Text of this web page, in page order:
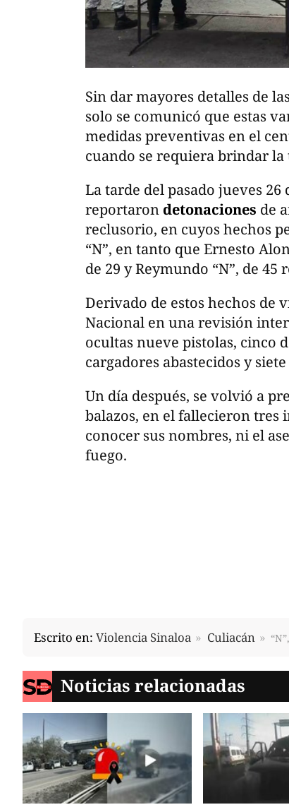
Sin dar mayores detalles de
solo se comunicó que estas
medidas preventivas en el
cuando se requiera brindar
La tarde del pasado jueves 26
reportaron detonaciones de
reclusorio, en cuyos hechos
“N”, en tanto que Ernesto
de 29 y Reymundo “N”, de
Derivado de estos hechos de
Nacional en una revisión
ocultas nueve pistolas, cinco
cargadores abastecidos y
Un día después, se volvió a
balazos, en el fallecieron tres
conocer sus nombres, ni el
fuego.
Escrito en: Violencia Sinaloa Culiacán
Noticias relacionadas